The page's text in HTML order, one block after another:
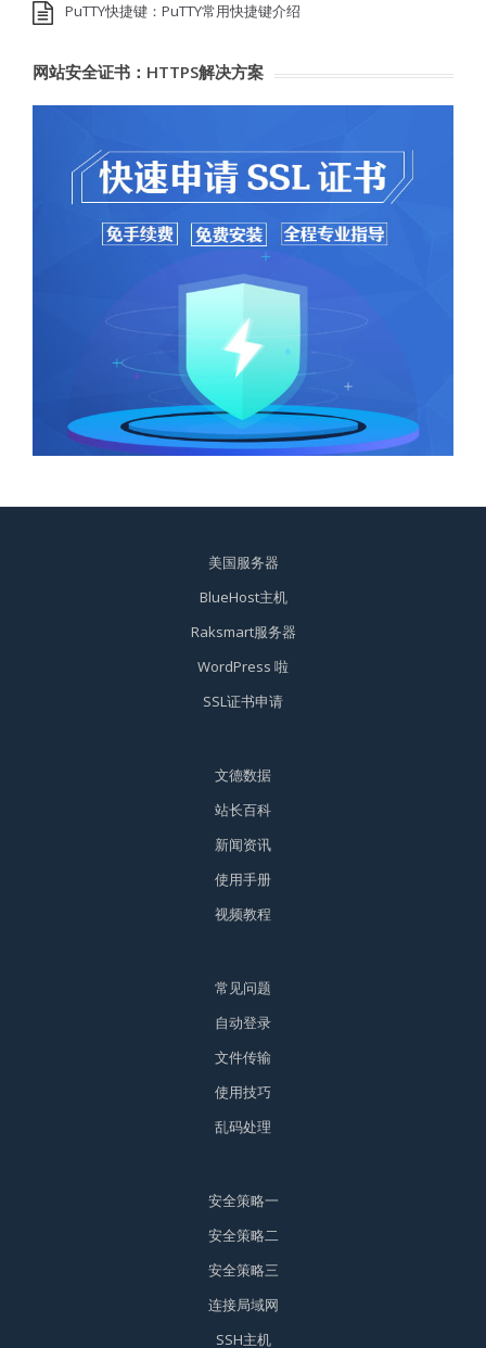
PuTTY快捷键：PuTTY常用快捷键介绍
网站安全证书：HTTPS解决方案
美国服务器
BlueHost主机
Raksmart服务器
WordPress 啦
SSL证书申请
文德数据
站长百科
新闻资讯
使用手册
视频教程
常见问题
自动登录
文件传输
使用技巧
乱码处理
安全策略一
安全策略二
安全策略三
连接局域网
SSH主机